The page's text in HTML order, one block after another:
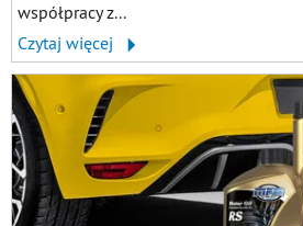
współpracy z...
Czytaj więcej